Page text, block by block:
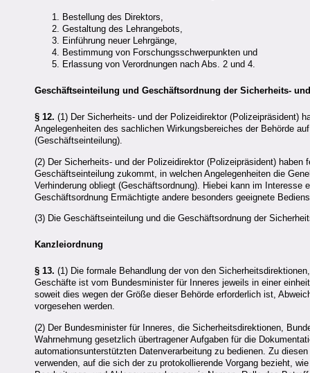
Bestellung des Direktors,
Gestaltung des Lehrangebots,
Einführung neuer Lehrgänge,
Bestimmung von Forschungsschwerpunkten und
Erlassung von Verordnungen nach Abs. 2 und 4.
Geschäftseinteilung und Geschäftsordnung der Sicherheits-
§ 12. (1) Der Sicherheits- und der Polizeidirektor (Polizeipräsident)
Angelegenheiten des sachlichen Wirkungsbereiches der Behörde
(Geschäftseinteilung).
(2) Der Sicherheits- und der Polizeidirektor (Polizeipräsident)
Geschäftseinteilung zukommt, in welchen Angelegenheiten die
Verhinderung obliegt (Geschäftsordnung). Hiebei kann im
Geschäftsordnung Ermächtigte andere besonders geeignete
(3) Die Geschäftseinteilung und die Geschäftsordnung der
Kanzleiordnung
§ 13. (1) Die formale Behandlung der von den
Geschäfte ist vom Bundesminister für Inneres jeweils in einer
soweit dies wegen der Größe dieser Behörde erforderlich ist,
vorgesehen werden.
(2) Der Bundesminister für Inneres, die Sicherheitsdirektionen,
Wahrnehmung gesetzlich übertragener Aufgaben für die
automationsunterstützten Datenverarbeitung zu bedienen. Zu
verwenden, auf die sich der zu protokollierende Vorgang bezieht,